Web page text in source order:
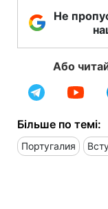
Не
Або
Більше по темі:
Португалия